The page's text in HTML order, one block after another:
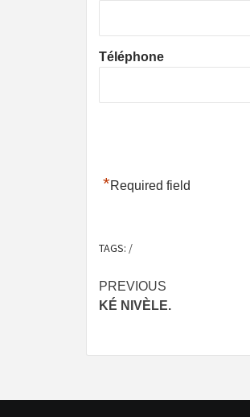
Téléphone
*Required field
TAGS: /
Post
navigation
PREVIOUS
KÉ NIVÈLE.